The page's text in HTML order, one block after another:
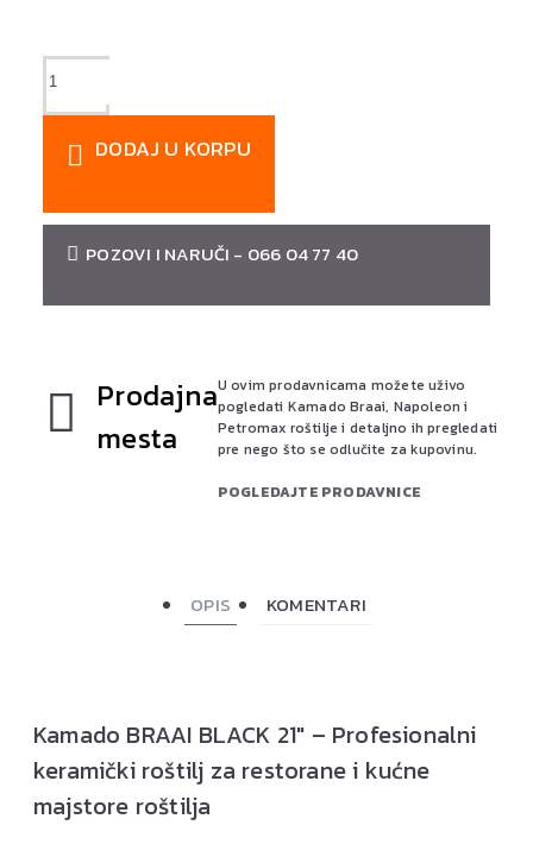
DODAJ U KORPU
POZOVI I NARUČI - 066 04 77 40
Prodajna
mesta
U ovim prodavnicama možete uživo
pogledati Kamado Braai, Napoleon i
Petromax roštilje i detaljno ih pregledati
pre nego što se odlučite za kupovinu.
POGLEDAJTE PRODAVNICE
OPIS KOMENTARI
Kamado BRAAI BLACK 21″ – Profesionalni
keramički roštilj za restorane i kućne
majstore roštilja